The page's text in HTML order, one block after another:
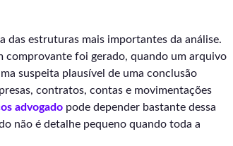
das estruturas mais importantes da análise.
comprovante foi gerado, quando um arquivo
suspeita plausível de uma conclusão
contratos, contas e movimentações
advogado pode depender bastante dessa
não é detalhe pequeno quando toda a